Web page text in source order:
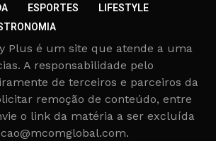
ESPORTES
LIFESTYLE
Plus é um site que atende a uma
A responsabilidade pelo
de terceiros e parceiros da
remoção de conteúdo, entre
o link da matéria a ser excluída